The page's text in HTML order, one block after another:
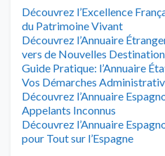
Découvrez l’Excellence
du Patrimoine Vivant
Découvrez l’Annuaire
vers de Nouvelles
Guide Pratique: l’Annuaire
Vos Démarches
Découvrez l’Annuaire
Appelants Inconnus
Découvrez l’Annuaire
pour Tout sur l’Espagne